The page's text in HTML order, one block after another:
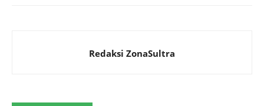
Redaksi ZonaSultra